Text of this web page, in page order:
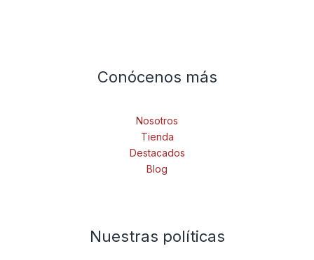
Conócenos más
Nosotros
Tienda
Destacados
Blog
Nuestras políticas